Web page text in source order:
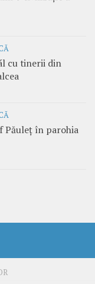
cu tinerii din
Păuleț în parohia